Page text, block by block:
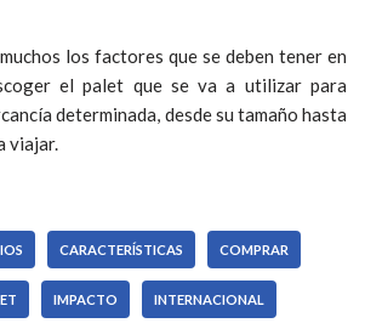
los factores que se deben tener en
el palet que se va a utilizar para
determinada, desde su tamaño hasta
viajar.
CARACTERÍSTICAS COMPRAR
IMPACTO INTERNACIONAL